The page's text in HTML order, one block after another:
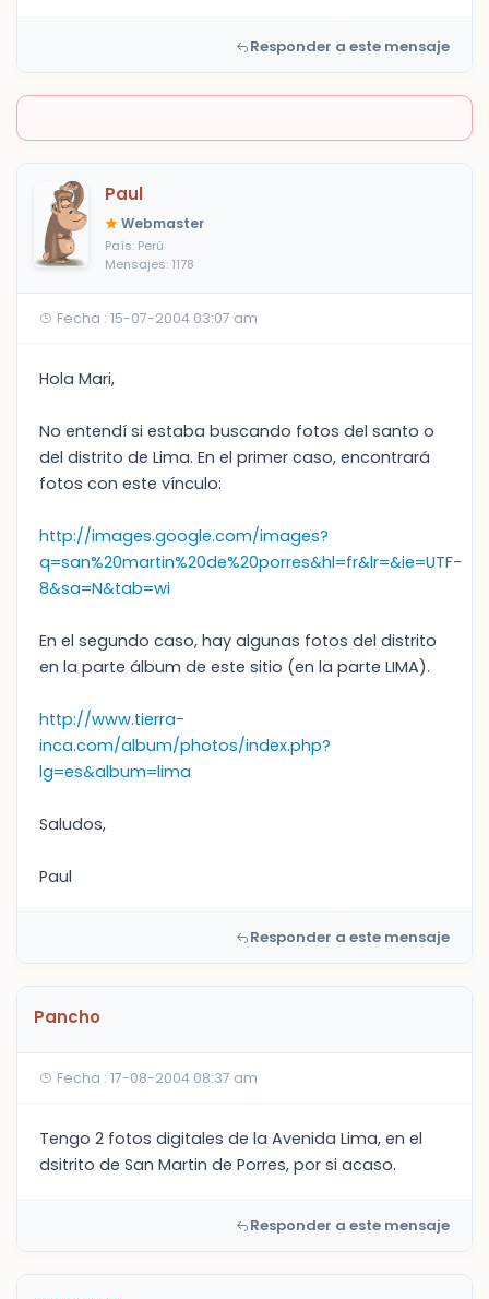
Responder a este mensaje
Paul
Webmaster
País: Perú
Mensajes: 1178
Fecha : 15-07-2004 03:07 am
Hola Mari,
No entendí si estaba buscando fotos del santo o
del distrito de Lima. En el primer caso, encontrará
fotos con este vínculo:
http://images.google.com/images?
q=san%20martin%20de%20porres&hl=fr&lr=&ie=UTF-
8&sa=N&tab=wi
En el segundo caso, hay algunas fotos del distrito
en la parte álbum de este sitio (en la parte LIMA).
http://www.tierra-
inca.com/album/photos/index.php?
lg=es&album=lima
Saludos,
Paul
Responder a este mensaje
Pancho
Fecha : 17-08-2004 08:37 am
Tengo 2 fotos digitales de la Avenida Lima, en el
dsitrito de San Martin de Porres, por si acaso.
Responder a este mensaje